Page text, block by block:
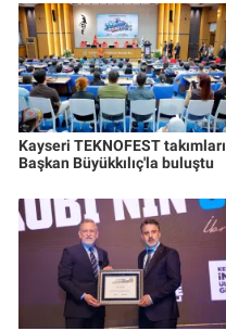
Kayseri TEKNOFEST takımları
Başkan Büyükkılıç'la buluştu